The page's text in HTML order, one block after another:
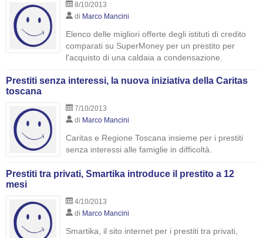
8/10/2013
di Marco Mancini
Elenco delle migliori offerte degli istituti di credito
comparati su SuperMoney per un prestito per
l'acquisto di una caldaia a condensazione.
Prestiti senza interessi, la nuova iniziativa della Caritas
toscana
7/10/2013
di Marco Mancini
Caritas e Regione Toscana insieme per i prestiti
senza interessi alle famiglie in difficoltà.
Prestiti tra privati, Smartika introduce il prestito a 12
mesi
4/10/2013
di Marco Mancini
Smartika, il sito internet per i prestiti tra privati,